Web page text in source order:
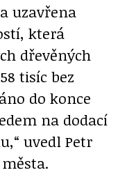
uzavřena
která
dřevěných
tisíc bez
do konce
na dodací
uvedl Petr